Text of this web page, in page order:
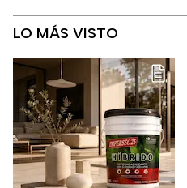
LO MÁS VISTO